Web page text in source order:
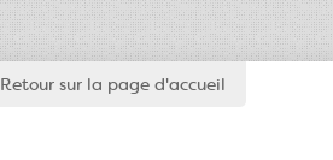
Retour sur la page d'accueil